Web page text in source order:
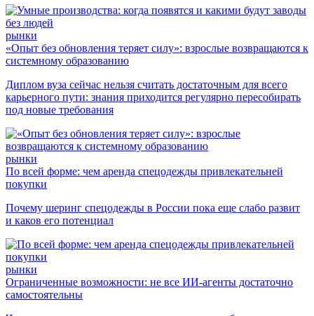
рынки
«Опыт без обновления теряет силу»: взрослые возвращаются к
системному образованию
Диплом вуза сейчас нельзя считать достаточным для всего
карьерного пути: знания приходится регулярно пересобирать
под новые требования
рынки
По всей форме: чем аренда спецодежды привлекательней
покупки
Почему шеринг спецодежды в России пока еще слабо развит
и каков его потенциал
рынки
Ограниченные возможности: не все ИИ-агенты достаточно
самостоятельны